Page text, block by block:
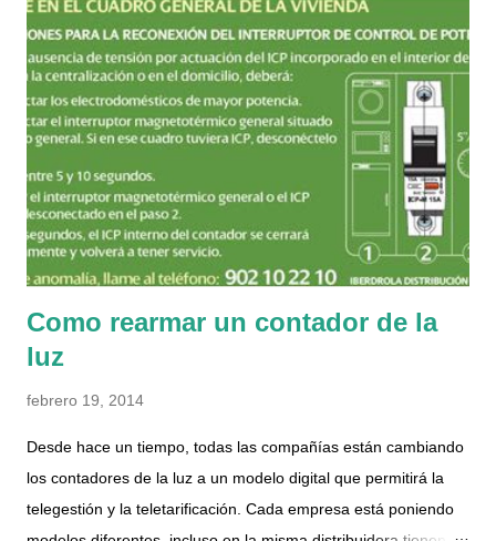
siguiente otra vez otro chico distinto y ya me picó la curiosidad.
Cuando buscas en internet apenas hay información sobre
ellos, y la mitad de lo que aparece es de otra asociación
catalana que se llama Músicos por la paz y la integración ,
estos al menos si parece que hace cosas, ya por lo menos
actualizan el facebook y hay noticias en los medios con datos
concretos de actuaciones y eventos. Sobre la que nos atiene,
en su web realmente no hay n...
Como rearmar un contador de la
luz
febrero 19, 2014
Desde hace un tiempo, todas las compañías están cambiando
los contadores de la luz a un modelo digital que permitirá la
telegestión y la teletarificación. Cada empresa está poniendo